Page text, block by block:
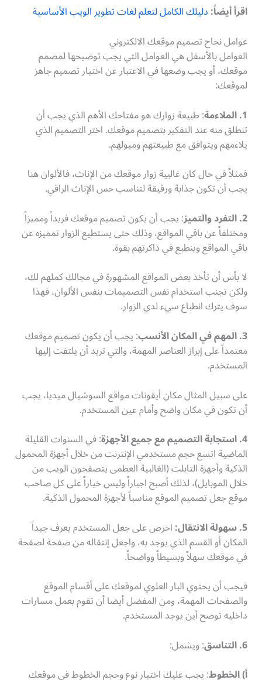
اقرأ أيضاً:دليلك الكامل لتعلم لغات تطوير الويب الأساسية
عوامل نجاح تصميم موقعك الالكتروني
العوامل بالأسفل هي العوامل التي يجب توضيحها لمصمم
موقعك، أو يجب وضعها في الاعتبار عن اختيار تصميم جاهز
لموقعك:
1. الملاءمة
: طبيعة زوارك هو مفتاحك الأهم الذي يجب أن
تنطلق منه عند التفكير بتصميم موقعك. اختر التصميم الذي
يلاءمهم ويتوافق مع طبيعتهم وميولهم.
فمثلاً في حال كان غالبية زوار موقعك من الإناث، فالألوان هنا
يجب أن تكون جذابة ورقيقة لتناسب حس الإناث الراقي.
2. التفرد والتميز
: يجب أن يكون تصميم موقعك فريداً ومميزاً
ومختلفاً عن باقي المواقع، وذلك حتى يستطيع الزوار تمميزه عن
باقي المواقع وينطبع في ذاكرتهم بقوة.
لا بأس أن تأخذ بعض المواقع المشهورة في مجالك كملهم لك،
ولكن تجنب استخدام نفس التصميمات بنفس الألوان، فهذا
سوف يترك انطباع سيء لدي الزوار.
3. المهم في المكان الأنسب
: يجب أن يكون تصميم موقعك
معتمداً على إبراز العناصر المهمة، والتي تريد أن يلتفت إليها
المستخدم.
على سبيل المثال مكان أيقونات مواقع السوشيال ميديا، يجب
أن تكون في مكان واضح وأمام عين المستخدم.
4. استجابة التصميم مع جميع الأجهزة
: في السنوات القليلة
الماضية اتسع حجم مستخدمي الإنترنت من خلال أجهزة المحمول
الذكية وأجهزة التابلت (الغالبية العظمى يتصفحون الويب من
خلال الموبايل)، لذلك أصبح اجباراً وليس خياراً على كل صاحب
موقع جعل تصميم الموقع مناسباً لأجهزة المحمول الذكية.
5. سهولة الانتقال:
احرص على جعل المستخدم يعرف جيداً
المكان أو القسم الذي يوجد به، واجعل إنتقاله من صفحة لصفحة
في موقعك سهلاً وبسيطاً وواضحاً.
فيجب أن يحتوي البار العلوي لموقعك على أقسام الموقع
والصفحات المهمة، ومن المفضل أيضا أن تقوم بعمل مسارات
داخليه توضح أين يوجد المستخدم.
6. التناسق
: ويشمل:
أ) الخطوط: يجب عليك اختيار نوع وحجم الخطوط في موقعك